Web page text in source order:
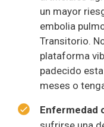
un mayor
embolia
Transitorio.
plataforma
padecido
meses o
Enfermedad